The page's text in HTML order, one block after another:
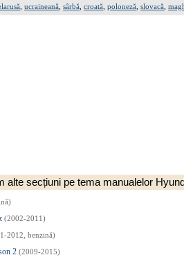
ucraineană sârbă croată poloneză slovacă
alte secțiuni pe tema manualelor
(2002-2011)
2012, benzină)
2 (2009-2015)